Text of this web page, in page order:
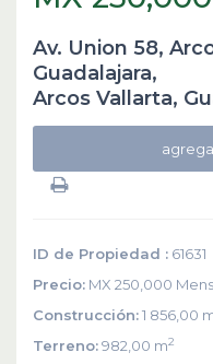
Av. Union 58,
Guadalajara,
Arcos Vallarta,
ID de Propiedad : 61631
Precio: MX 250,000
Construcción:1 856,00
Terreno:982,00 m2